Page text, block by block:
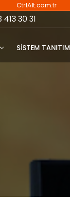
CtrlAlt.com.tr
30 31
SISTEM TANITIM